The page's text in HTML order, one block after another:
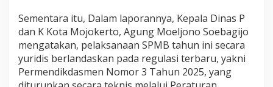
Sementara itu, Dalam laporannya, Kepala Dinas P
dan K Kota Mojokerto, Agung Moeljono Soebagijo
mengatakan, pelaksanaan SPMB tahun ini secara
yuridis berlandaskan pada regulasi terbaru, yakni
Permendikdasmen Nomor 3 Tahun 2025, yang